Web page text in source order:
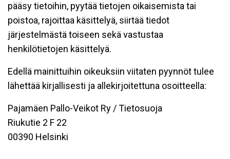
pääsy tietoihin, pyytää tietojen oikaisemista tai
poistoa, rajoittaa käsittelyä, siirtää tiedot
järjestelmästä toiseen sekä vastustaa
henkilötietojen käsittelyä.
Edellä mainittuihin oikeuksiin viitaten pyynnöt tulee
lähettää kirjallisesti ja allekirjoitettuna osoitteella:
Pajamäen Pallo-Veikot Ry / Tietosuoja
Riukutie 2 F 22
00390 Helsinki